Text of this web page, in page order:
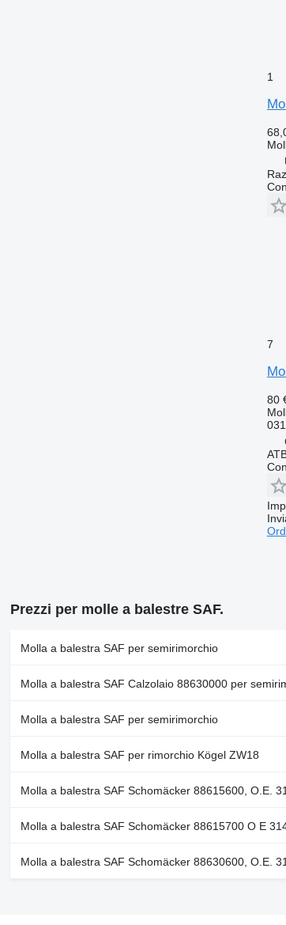
1
7
80
Prezzi per molle a balestre SAF.
Molla a balestra SAF per semirimorchio
Molla a balestra SAF Calzolaio 88630000 per
Molla a balestra SAF per semirimorchio
Molla a balestra SAF per rimorchio Kögel ZW18
Molla a balestra SAF Schomäcker 88615600, O.E.
Molla a balestra SAF Schomäcker 88615700 O E
Molla a balestra SAF Schomäcker 88630600, O.E.